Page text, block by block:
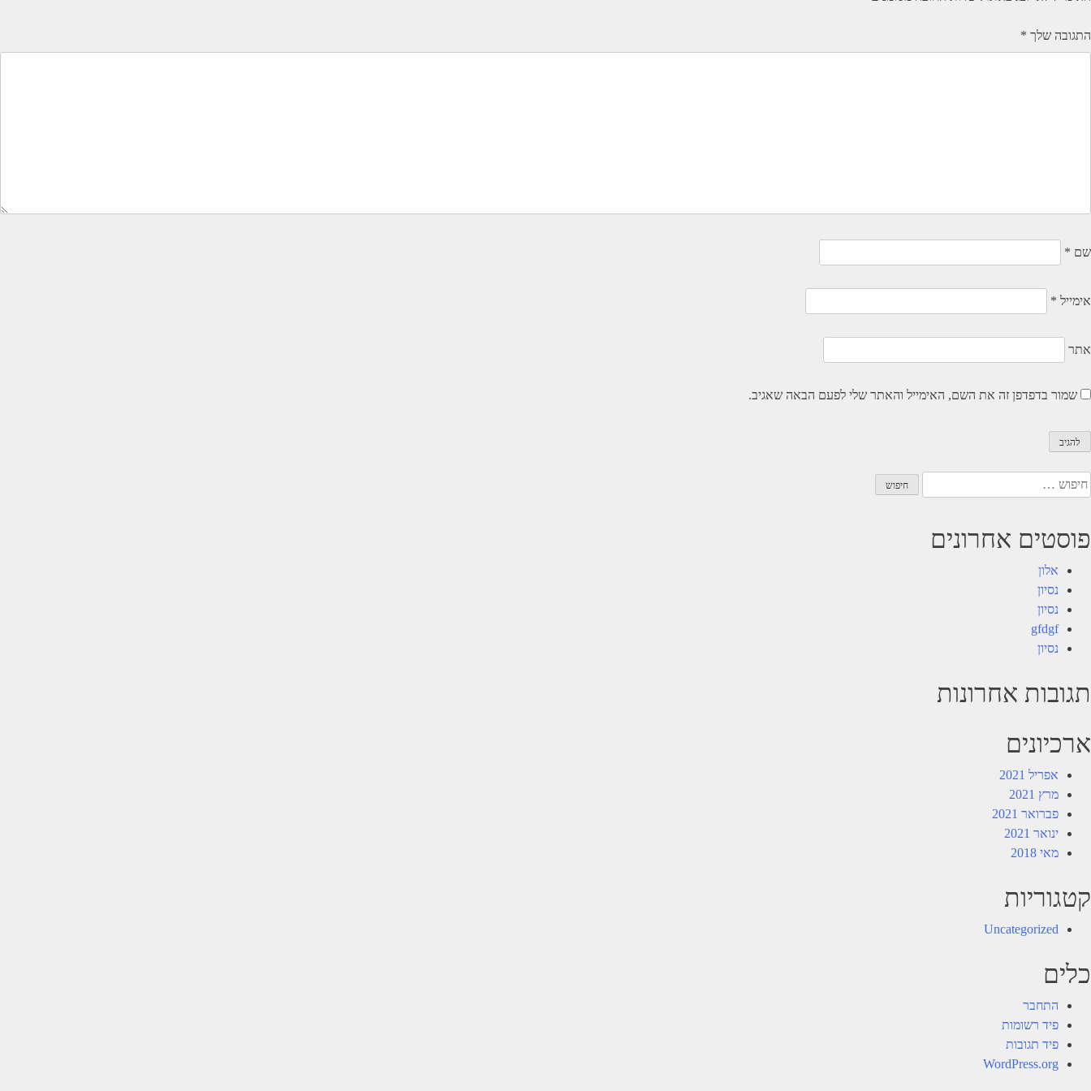
התגובה שלך *
שם *
אימייל *
אתר
שמור בדפדפן זה את השם, האימייל והאתר שלי לפעם הבאה שאגיב.
חיפוש:
פוסטים אחרונים
אלון
נסיון
נסיון
gfdgf
נסיון
תגובות אחרונות
ארכיונים
אפריל 2021
מרץ 2021
פברואר 2021
ינואר 2021
מאי 2018
קטגוריות
Uncategorized
כלים
התחבר
פיד רשומות
פיד תגובות
WordPress.org